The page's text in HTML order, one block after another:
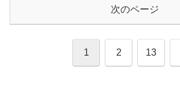
次のページ
1 2 13